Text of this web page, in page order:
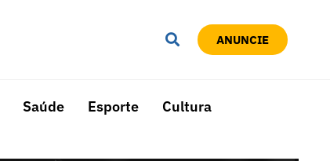
ANUNCIE
Saúde Esporte Cultura